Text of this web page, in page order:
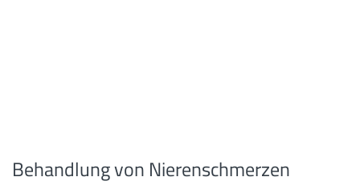
Behandlung von Nierenschmerzen